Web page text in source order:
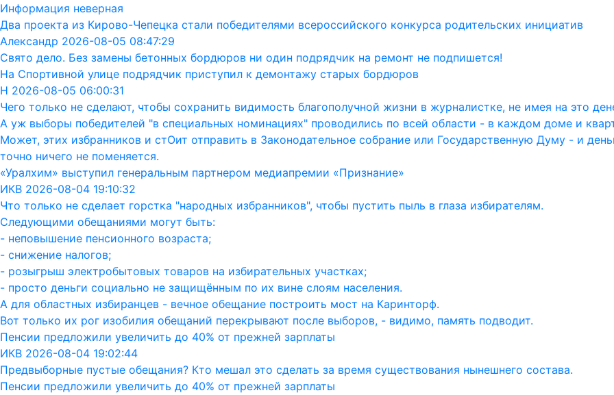
Информация неверная
Два проекта из Кирово-Чепецка стали победителями всероссийского конкурса родительских инициатив
Александр 2026-08-05 08:47:29
Свято дело. Без замены бетонных бордюров ни один подрядчик на ремонт не подпишется!
На Спортивной улице подрядчик приступил к демонтажу старых бордюров
Н 2026-08-05 06:00:31
Чего только не сделают, чтобы сохранить видимость благополучной жизни в журналистке, не имея на это
А уж выборы победителей "в специальных номинациях" проводились по всей области - в каждом доме и
Может, этих избранников и стОит отправить в Законодательное собрание или Государственную Думу - и
точно ничего не поменяется.
«Уралхим» выступил генеральным партнером медиапремии «Признание»
ИКВ 2026-08-04 19:10:32
Что только не сделает горстка "народных избранников", чтобы пустить пыль в глаза избирателям.
Следующими обещаниями могут быть:
- неповышение пенсионного возраста;
- снижение налогов;
- розыгрыш электробытовых товаров на избирательных участках;
- просто деньги социально не защищённым по их вине слоям населения.
А для областных избиранцев - вечное обещание построить мост на Каринторф.
Вот только их рог изобилия обещаний перекрывают после выборов, - видимо, память подводит.
Пенсии предложили увеличить до 40% от прежней зарплаты
ИКВ 2026-08-04 19:02:44
Предвыборные пустые обещания? Кто мешал это сделать за время существования нынешнего состава.
Пенсии предложили увеличить до 40% от прежней зарплаты